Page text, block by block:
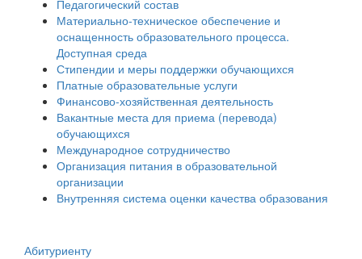
Педагогический состав
Материально-техническое обеспечение и
оснащенность образовательного процесса.
Доступная среда
Стипендии и меры поддержки обучающихся
Платные образовательные услуги
Финансово-хозяйственная деятельность
Вакантные места для приема (перевода)
обучающихся
Международное сотрудничество
Организация питания в образовательной
организации
Внутренняя система оценки качества образования
Абитуриенту